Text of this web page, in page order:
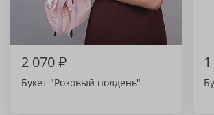
2 070₽
Букет "Розовый полдень"